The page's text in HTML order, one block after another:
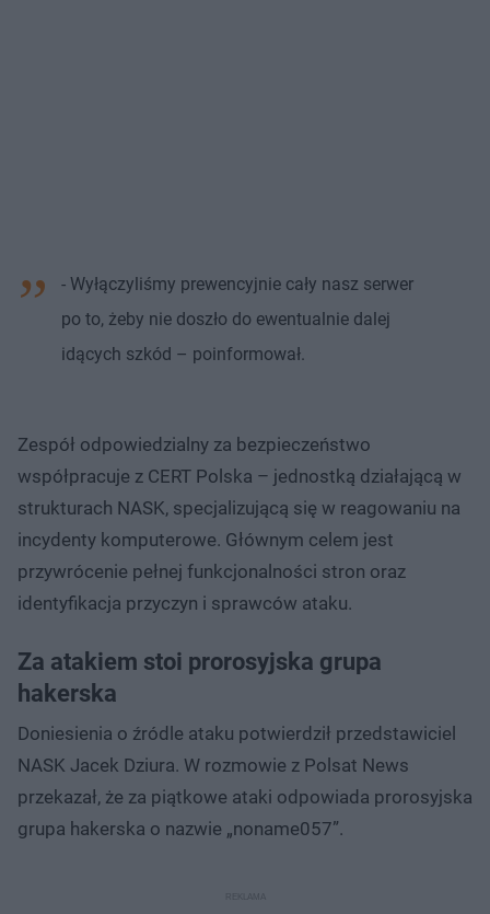
- Wyłączyliśmy prewencyjnie cały nasz serwer
po to, żeby nie doszło do ewentualnie dalej
idących szkód – poinformował.
Zespół odpowiedzialny za bezpieczeństwo
współpracuje z CERT Polska – jednostką działającą w
strukturach NASK, specjalizującą się w reagowaniu na
incydenty komputerowe. Głównym celem jest
przywrócenie pełnej funkcjonalności stron oraz
identyfikacja przyczyn i sprawców ataku.
Za atakiem stoi prorosyjska grupa
hakerska
Doniesienia o źródle ataku potwierdził przedstawiciel
NASK Jacek Dziura. W rozmowie z Polsat News
przekazał, że za piątkowe ataki odpowiada prorosyjska
grupa hakerska o nazwie „noname057”.